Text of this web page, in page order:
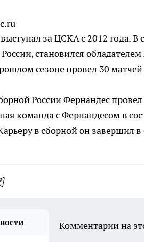
за ЦСКА с 2012 года. В
становился
сезоне провел 30
России Фернандес
команда с Фернандесом в
в сборной он завершил в
Комментарии на